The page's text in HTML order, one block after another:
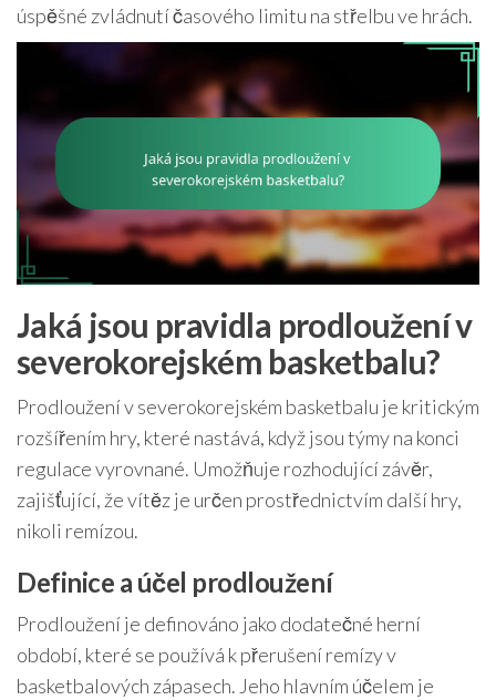
úspěšné zvládnutí časového limitu na střelbu ve hrách.
Jaká jsou pravidla prodloužení v
severokorejském basketbalu?
Prodloužení v severokorejském basketbalu je kritickým
rozšířením hry, které nastává, když jsou týmy na konci
regulace vyrovnané. Umožňuje rozhodující závěr,
zajišťující, že vítěz je určen prostřednictvím další hry,
nikoli remízou.
Definice a účel prodloužení
Prodloužení je definováno jako dodatečné herní
období, které se používá k přerušení remízy v
basketbalových zápasech. Jeho hlavním účelem je